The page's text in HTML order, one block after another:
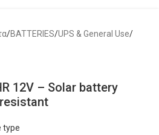
/BATTERIES/UPS & General Use/
12V – Solar battery
type